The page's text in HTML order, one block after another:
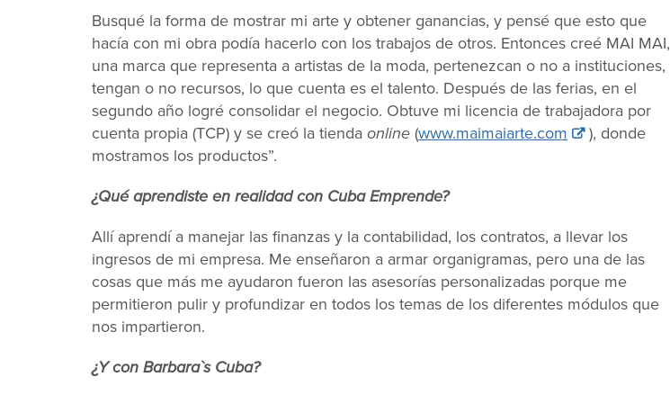
Busqué la forma de mostrar mi arte y obtener ganancias, y pensé que esto que
hacía con mi obra podía hacerlo con los trabajos de otros. Entonces creé MAI MAI,
una marca que representa a artistas de la moda, pertenezcan o no a instituciones,
tengan o no recursos, lo que cuenta es el talento. Después de las ferias, en el
segundo año logré consolidar el negocio. Obtuve mi licencia de trabajadora por
cuenta propia (TCP) y se creó la tienda online(www.maimaiarte.com
), donde
mostramos los productos”.
¿Qué aprendiste en realidad con Cuba Emprende?
Allí aprendí a manejar las finanzas y la contabilidad, los contratos, a llevar los
ingresos de mi empresa. Me enseñaron a armar organigramas, pero una de las
cosas que más me ayudaron fueron las asesorías personalizadas porque me
permitieron pulir y profundizar en todos los temas de los diferentes módulos que
nos impartieron.
¿Y con Barbara`s Cuba?